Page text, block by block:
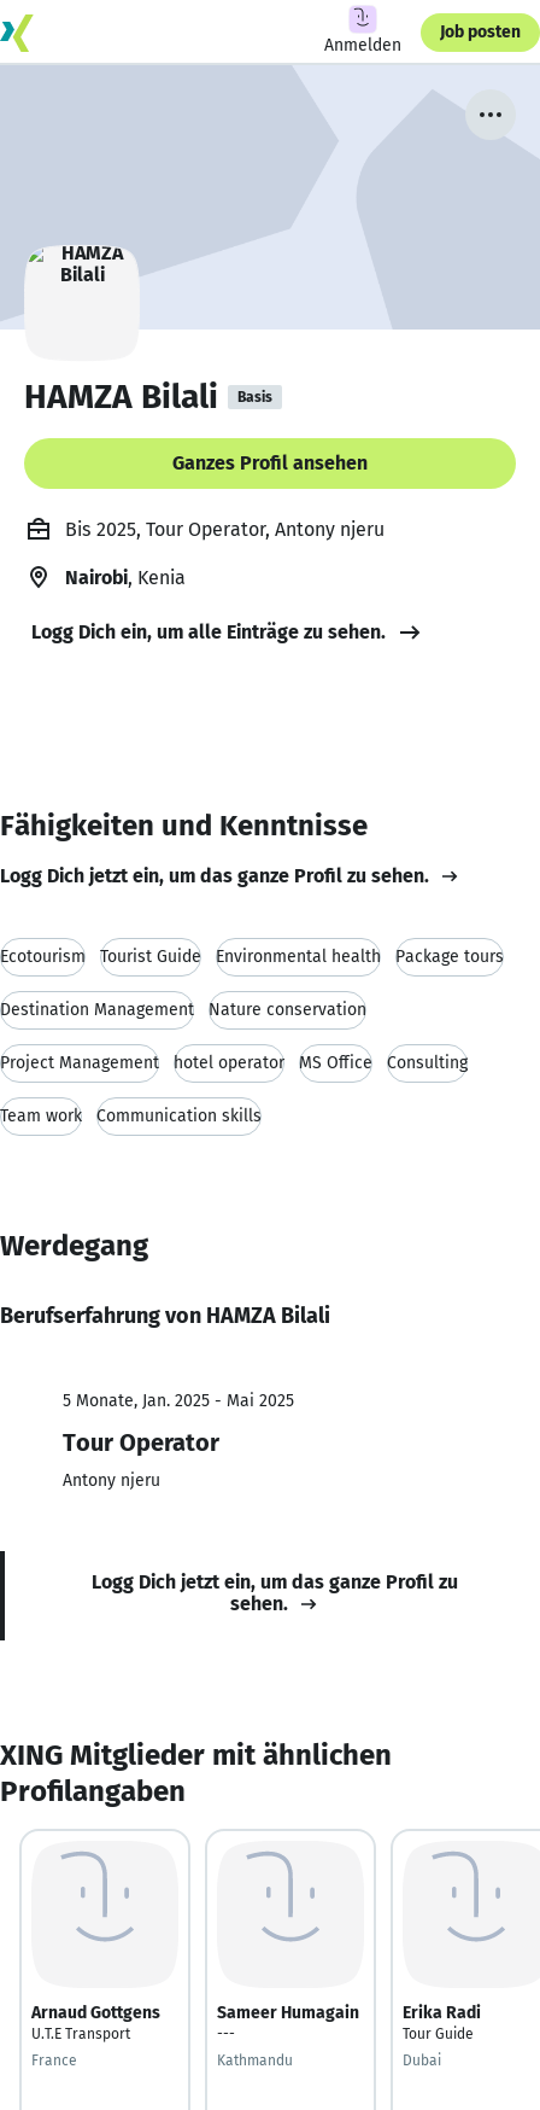
Anmelden
Job posten
HAMZA Bilali Basis
Ganzes Profil ansehen
Bis 2025, Tour Operator, Antony njeru
Nairobi, Kenia
Logg Dich ein, um alle Einträge zu sehen.
Fähigkeiten und Kenntnisse
Logg Dich jetzt ein, um das ganze Profil zu sehen.
Ecotourism Tourist Guide Environmental health Package tours
Destination Management Nature conservation
Project Management hotel operator MS Office Consulting
Team work Communication skills
Werdegang
Berufserfahrung von HAMZA Bilali
5 Monate, Jan. 2025 - Mai 2025
Tour Operator
Antony njeru
Logg Dich jetzt ein, um das ganze Profil zu
sehen.
XING Mitglieder mit ähnlichen
Profilangaben
Arnaud Gottgens
U.T.E Transport
France
Sameer Humagain
---
Kathmandu
Erika Radi
Tour Guide
Dubai